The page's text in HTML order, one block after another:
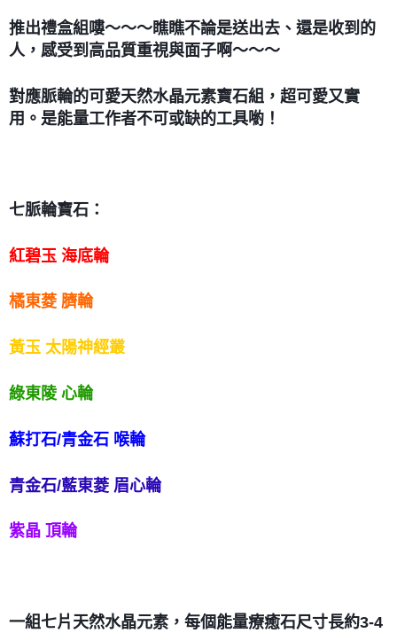
每筆NT$80，滿NT$3,000(含以上)免運費
郵局幫你送（離島）
付款後門市自取
推出禮盒組嘍～～～瞧瞧不論是送出去、還是收到的
人，感受到高品質重視與面子啊～～～
對應脈輪的可愛天然水晶元素寶石組，超可愛又實
用。是能量工作者不可或缺的工具喲！
七脈輪寶石：
紅碧玉 海底輪
橘東菱 臍輪
黃玉 太陽神經叢
綠東陵 心輪
蘇打石/青金石 喉輪
青金石/藍東菱 眉心輪
紫晶 頂輪
一組七片天然水晶元素，每個能量療癒石尺寸長約3-4